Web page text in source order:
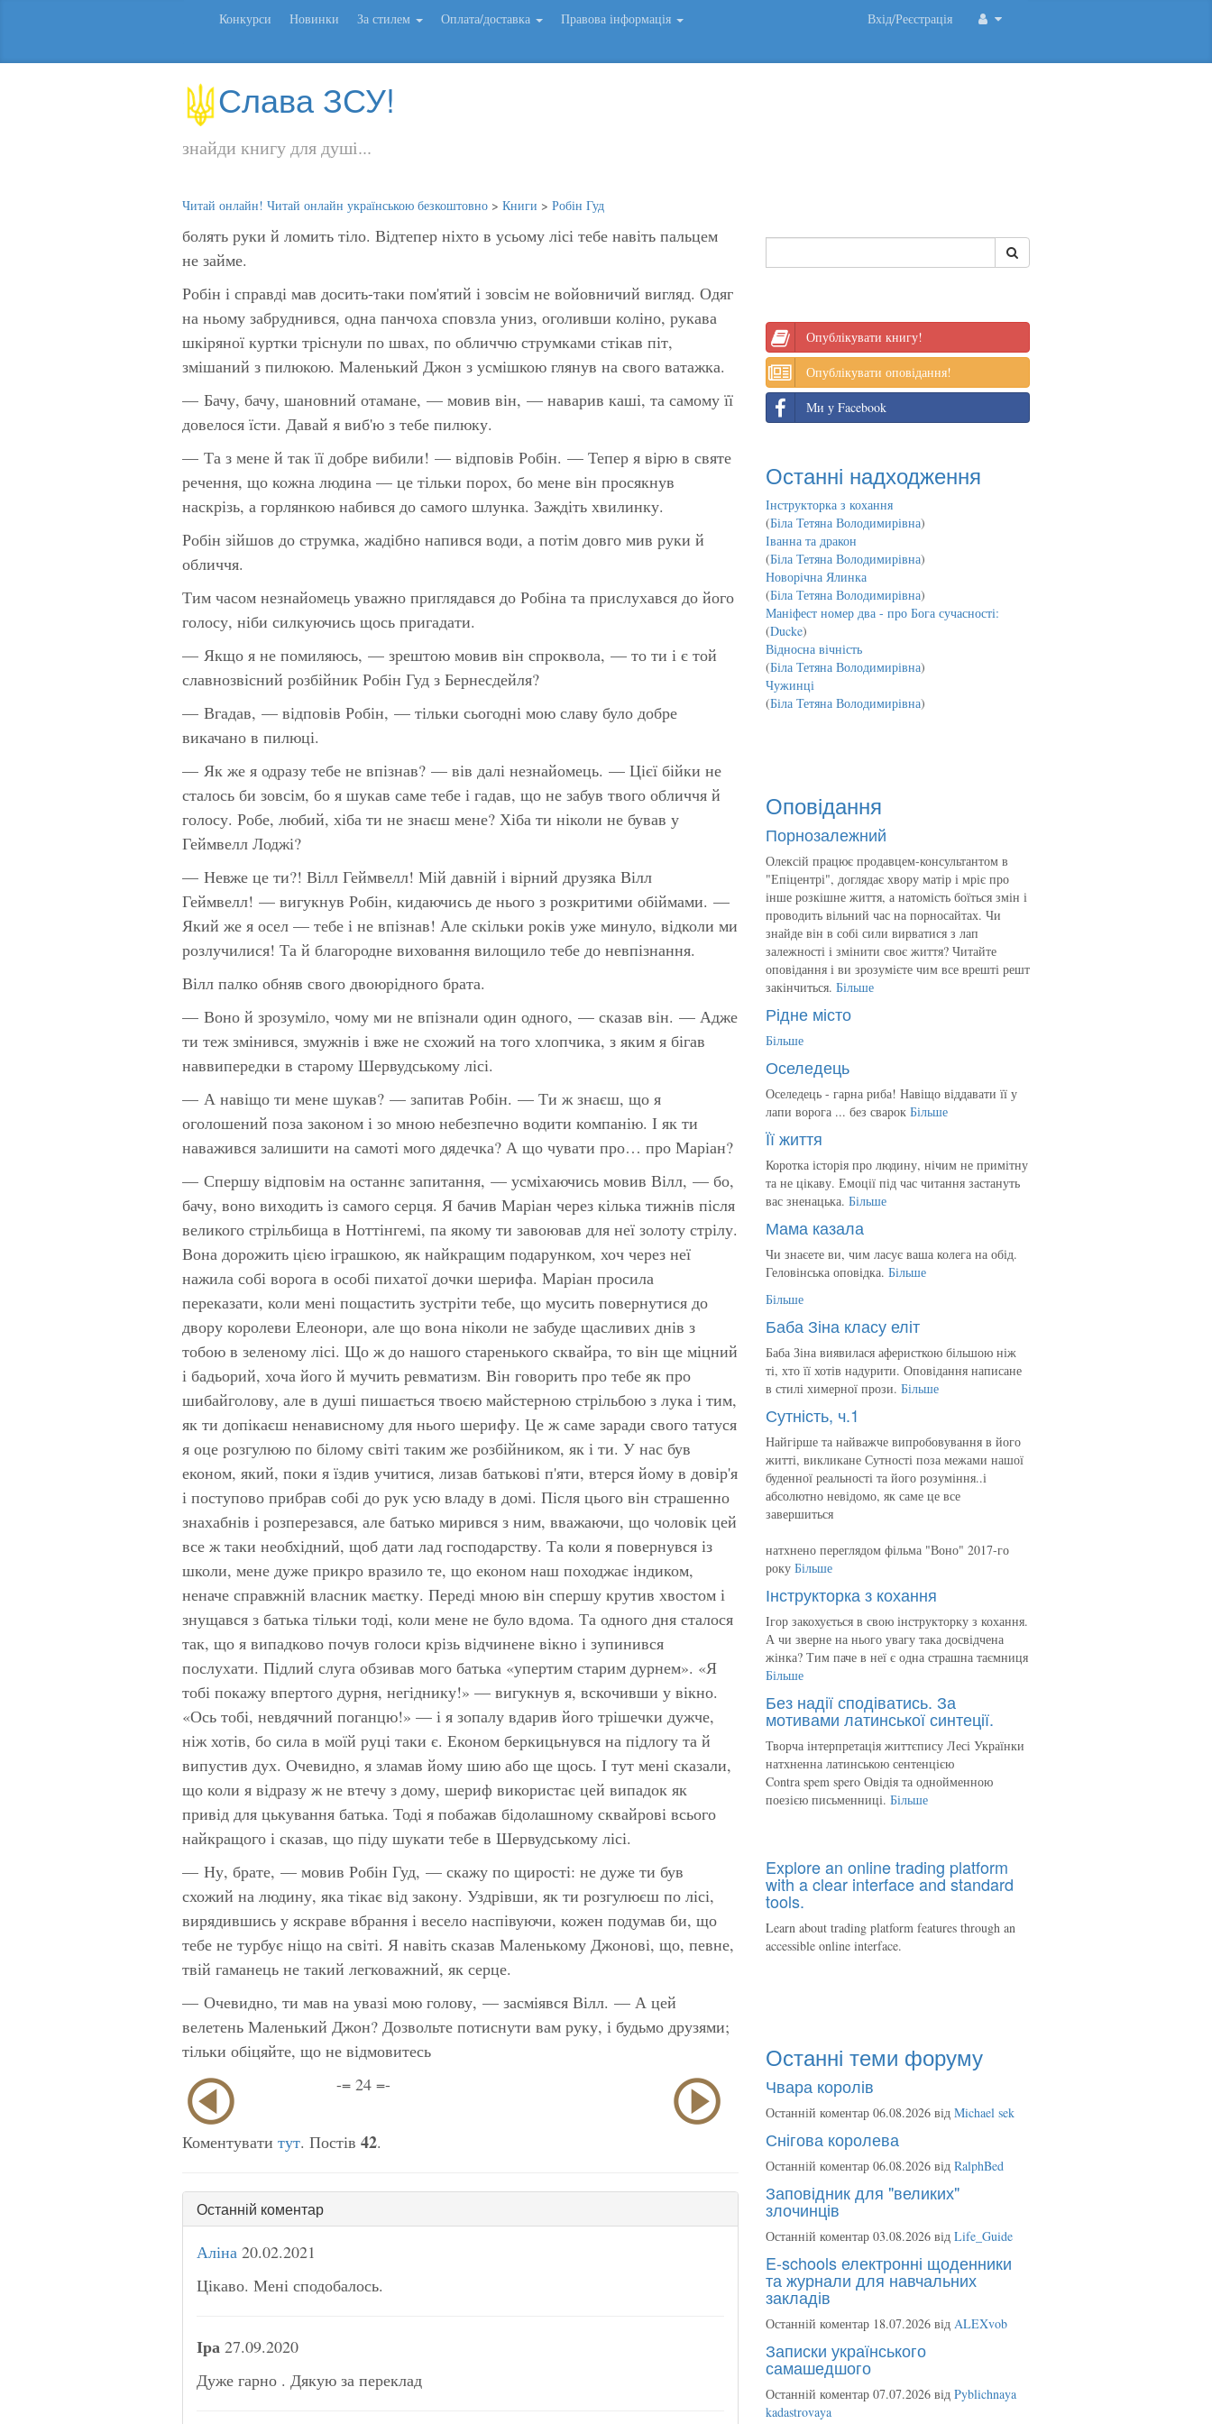
Конкурси Новинки За стилем Оплата/доставка Правова інформація Вхід/Реєстрація
Слава ЗСУ!
знайди книгу для душі...
Читай онлайн! Читай онлайн українською безкоштовно > Книги > Робін Гуд
болять руки й ломить тіло. Відтепер ніхто в усьому лісі тебе навіть пальцем
не займе.
Робін і справді мав досить-таки пом'ятий і зовсім не войовничий вигляд. Одяг
на ньому забруднився, одна панчоха сповзла униз, оголивши коліно, рукава
шкіряної куртки тріснули по швах, по обличчю струмками стікав піт,
змішаний з пилюкою. Маленький Джон з усмішкою глянув на свого ватажка.
— Бачу, бачу, шановний отамане, — мовив він, — наварив каші, та самому її
довелося їсти. Давай я виб'ю з тебе пилюку.
— Та з мене й так її добре вибили! — відповів Робін. — Тепер я вірю в святе
речення, що кожна людина — це тільки порох, бо мене він просякнув
наскрізь, а горлянкою набився до самого шлунка. Заждіть хвилинку.
Робін зійшов до струмка, жадібно напився води, а потім довго мив руки й
обличчя.
Тим часом незнайомець уважно приглядався до Робіна та прислухався до його
голосу, ніби силкуючись щось пригадати.
— Якщо я не помиляюсь, — зрештою мовив він спроквола, — то ти і є той
славнозвісний розбійник Робін Гуд з Бернесдейля?
— Вгадав, — відповів Робін, — тільки сьогодні мою славу було добре
викачано в пилюці.
— Як же я одразу тебе не впізнав? — вів далі незнайомець. — Цієї бійки не
сталось би зовсім, бо я шукав саме тебе і гадав, що не забув твого обличчя й
голосу. Робе, любий, хіба ти не знаєш мене? Хіба ти ніколи не бував у
Геймвелл Лоджі?
— Невже це ти?! Вілл Геймвелл! Мій давній і вірний друзяка Вілл
Геймвелл! — вигукнув Робін, кидаючись де нього з розкритими обіймами. —
Який же я осел — тебе і не впізнав! Але скільки років уже минуло, відколи ми
розлучилися! Та й благородне виховання вилощило тебе до невпізнання.
Вілл палко обняв свого двоюрідного брата.
— Воно й зрозуміло, чому ми не впізнали один одного, — сказав він. — Адже
ти теж змінився, змужнів і вже не схожий на того хлопчика, з яким я бігав
наввипередки в старому Шервудському лісі.
— А навіщо ти мене шукав? — запитав Робін. — Ти ж знаєш, що я
оголошений поза законом і зо мною небезпечно водити компанію. І як ти
наважився залишити на самоті мого дядечка? А що чувати про… про Маріан?
— Спершу відповім на останнє запитання, — усміхаючись мовив Вілл, — бо,
бачу, воно виходить із самого серця. Я бачив Маріан через кілька тижнів після
великого стрільбища в Ноттінгемі, па якому ти завоював для неї золоту стрілу.
Вона дорожить цією іграшкою, як найкращим подарунком, хоч через неї
нажила собі ворога в особі пихатої дочки шерифа. Маріан просила
переказати, коли мені пощастить зустріти тебе, що мусить повернутися до
двору королеви Елеонори, але що вона ніколи не забуде щасливих днів з
тобою в зеленому лісі. Що ж до нашого старенького сквайра, то він ще міцний
і бадьорий, хоча його й мучить ревматизм. Він говорить про тебе як про
шибайголову, але в душі пишається твоєю майстерною стрільбою з лука і тим,
як ти допікаєш ненависному для нього шерифу. Це ж саме заради свого татуся
я оце розгулюю по білому світі таким же розбійником, як і ти. У нас був
економ, який, поки я їздив учитися, лизав батькові п'яти, втерся йому в довір'я
і поступово прибрав собі до рук усю владу в домі. Після цього він страшенно
знахабнів і розперезався, але батько мирився з ним, вважаючи, що чоловік цей
все ж таки необхідний, щоб дати лад господарству. Та коли я повернувся із
школи, мене дуже прикро вразило те, що економ наш походжає індиком,
неначе справжній власник маєтку. Переді мною він спершу крутив хвостом і
знущався з батька тільки тоді, коли мене не було вдома. Та одного дня сталося
так, що я випадково почув голоси крізь відчинене вікно і зупинився
послухати. Підлий слуга обзивав мого батька «упертим старим дурнем». «Я
тобі покажу впертого дурня, негіднику!» — вигукнув я, вскочивши у вікно.
«Ось тобі, невдячний поганцю!» — і я зопалу вдарив його трішечки дужче,
ніж хотів, бо сила в моїй руці таки є. Економ беркицьнувся на підлогу та й
випустив дух. Очевидно, я зламав йому шию або ще щось. І тут мені сказали,
що коли я відразу ж не втечу з дому, шериф використає цей випадок як
привід для цькування батька. Тоді я побажав бідолашному сквайрові всього
найкращого і сказав, що піду шукати тебе в Шервудському лісі.
— Ну, брате, — мовив Робін Гуд, — скажу по щирості: не дуже ти був
схожий на людину, яка тікає від закону. Уздрівши, як ти розгулюєш по лісі,
вирядившись у яскраве вбрання і весело наспівуючи, кожен подумав би, що
тебе не турбує ніщо на світі. Я навіть сказав Маленькому Джонові, що, певне,
твій гаманець не такий легковажний, як серце.
— Очевидно, ти мав на увазі мою голову, — засміявся Вілл. — А цей
велетень Маленький Джон? Дозвольте потиснути вам руку, і будьмо друзями;
тільки обіцяйте, що не відмовитесь
-= 24 =-
Коментувати тут. Постів 42.
Останній коментар
Аліна 20.02.2021
Цікаво. Мені сподобалось.
Іра 27.09.2020
Дуже гарно . Дякую за переклад
Опублікувати книгу!
Опублікувати оповідання!
Ми у Facebook
Останні надходження
Інструкторка з кохання
(Біла Тетяна Володимирівна)
Іванна та дракон
(Біла Тетяна Володимирівна)
Новорічна Ялинка
(Біла Тетяна Володимирівна)
Маніфест номер два - про Бога сучасності:
(Ducke)
Відносна вічність
(Біла Тетяна Володимирівна)
Чужинці
(Біла Тетяна Володимирівна)
Оповідання
Порнозалежний
Олексій працює продавцем-консультантом в
"Епіцентрі", доглядає хвору матір і мріє про
інше розкішне життя, а натомість боїться змін і
проводить вільний час на порносайтах. Чи
знайде він в собі сили вирватися з лап
залежності і змінити своє життя? Читайте
оповідання і ви зрозумієте чим все врешті решт
закінчиться. Більше
Рідне місто
Більше
Оселедець
Оселедець - гарна риба! Навіщо віддавати її у
лапи ворога ... без сварок Більше
Її життя
Коротка історія про людину, нічим не примітну
та не цікаву. Емоції під час читання застануть
вас зненацька. Більше
Мама казала
Чи знаєете ви, чим ласує ваша колега на обід.
Геловінська оповідка. Більше
Більше
Баба Зіна класу еліт
Баба Зіна виявилася аферисткою більшою ніж
ті, хто її хотів надурити. Оповідання написане
в стилі химерної прози. Більше
Сутність, ч.1
Найгірше та найважче випробовування в його
житті, викликане Сутності поза межами нашої
буденної реальності та його розуміння..і
абсолютно невідомо, як саме це все
завершиться
натхнено переглядом фільма "Воно" 2017-го
року Більше
Інструкторка з кохання
Ігор закохується в свою інструкторку з кохання.
А чи зверне на нього увагу така досвідчена
жінка? Тим паче в неї є одна страшна таємниця
Більше
Без надії сподіватись. За
мотивами латинської синтеції.
Творча інтерпретація життєпису Лесі Українки
натхненна латинською сентенцією
Contra spem spero Овідія та однойменною
поезією письменниці. Більше
Explore an online trading platform
with a clear interface and standard
tools.
Learn about trading platform features through an
accessible online interface.
Останні теми форуму
Чвара королів
Останній коментар 06.08.2026 від Michael sek
Снігова королева
Останній коментар 06.08.2026 від RalphBed
Заповідник для "великих"
злочинців
Останній коментар 03.08.2026 від Life_Guide
E-schools електронні щоденники
та журнали для навчальних
закладів
Останній коментар 18.07.2026 від ALEXvob
Записки українського
самашедшого
Останній коментар 07.07.2026 від Pyblichnaya
kadastrovaya